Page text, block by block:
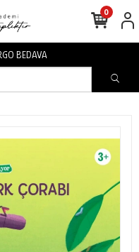
3000 TL VE ÜZERİ KARGO BEDAVA
0